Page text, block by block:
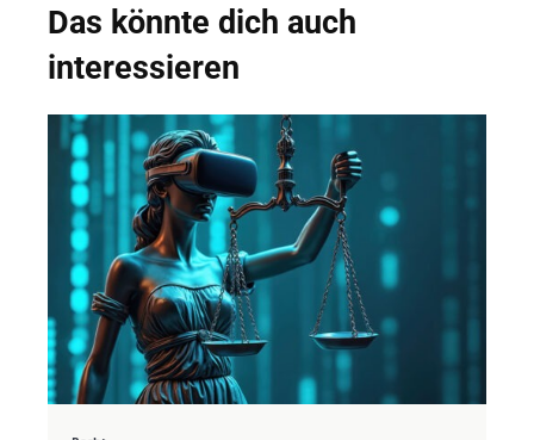
Das könnte dich auch
interessieren